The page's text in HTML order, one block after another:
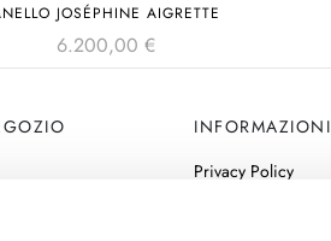
JOSÉPHINE AIGRETTE
6.200,00 €
INFORMAZIONI
Privacy Policy